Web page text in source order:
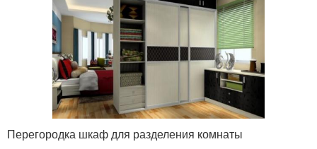
Перегородка шкаф для разделения комнаты